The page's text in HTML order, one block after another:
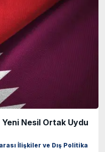
Nesil Ortak Uydu
İlişkiler ve Dış Politika